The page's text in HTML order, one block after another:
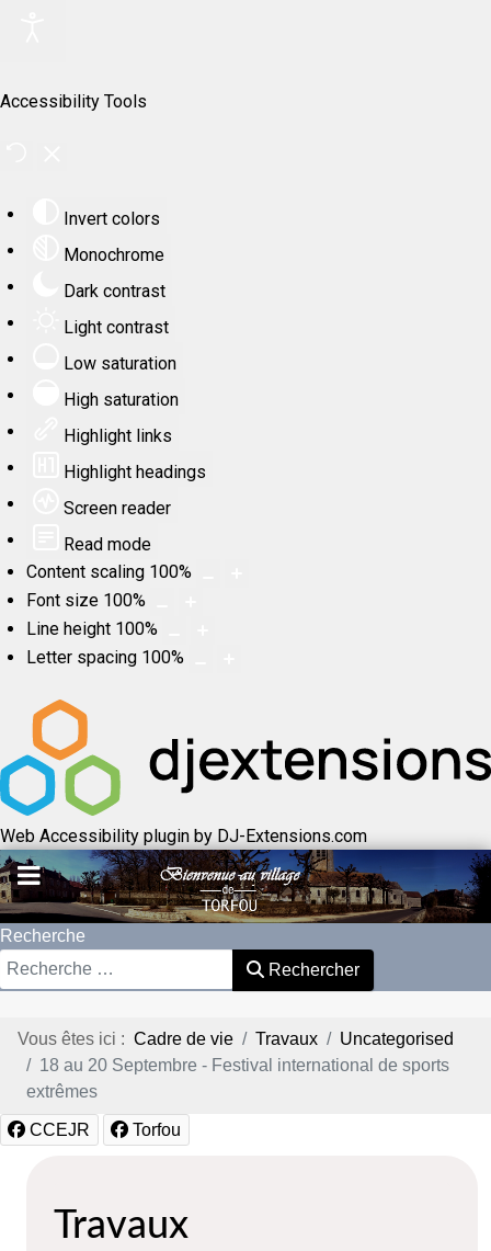
Accessibility Tools
Invert colors
Monochrome
Dark contrast
Light contrast
Low saturation
High saturation
Highlight links
Highlight headings
Screen reader
Read mode
Content scaling 100%
Font size 100%
Line height 100%
Letter spacing 100%
Web Accessibility plugin by DJ-Extensions.com
Recherche
Rechercher
Vous êtes ici : Cadre de vie Travaux
Uncategorised
18 au 20 Septembre - Festival international de sports
extrêmes
CCEJR Torfou
Travaux